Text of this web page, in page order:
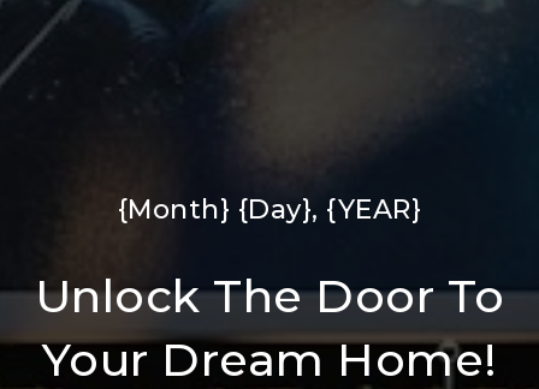
{Month} {Day}, {YEAR}
Unlock The Door To
Your Dream Home!